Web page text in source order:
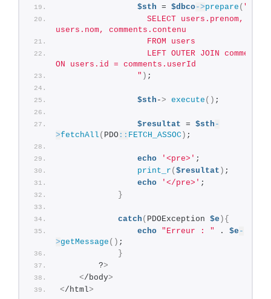
$sth = $dbco->prepare ( "
                  SELECT users.prenom,
users.nom, comments.contenu
                  FROM users
                  LEFT OUTER JOIN comments
ON users.id = comments.userId
                "
) ;
$sth -> execute () ;
$resultat = $sth -
>fetchAll ( PDO :: FETCH_ASSOC ) ;
echo '<pre>' ;
print_r ($resultat ) ;
echo
'</pre>' ;
}
catch ( PDOException $e ){
echo "Erreur : " . $e -
>getMessage () ;
}
        ?
>
</body>
</html>